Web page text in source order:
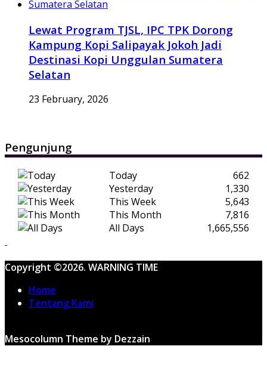
Lewat Program TJSL, IPC TPK Dorong
Kampung Kopi Salipayak Jokoh Jadi
Destinasi Kopi Unggulan Sumatera
Selatan
23 February, 2026
Pengunjung
Today
662
Yesterday
1,330
This Week
5,643
This Month
7,816
All Days
1,665,556
Copyright ©2026. WARNING TIME
Home
Tentang Kami
Mesocolumn Theme by Dezzain